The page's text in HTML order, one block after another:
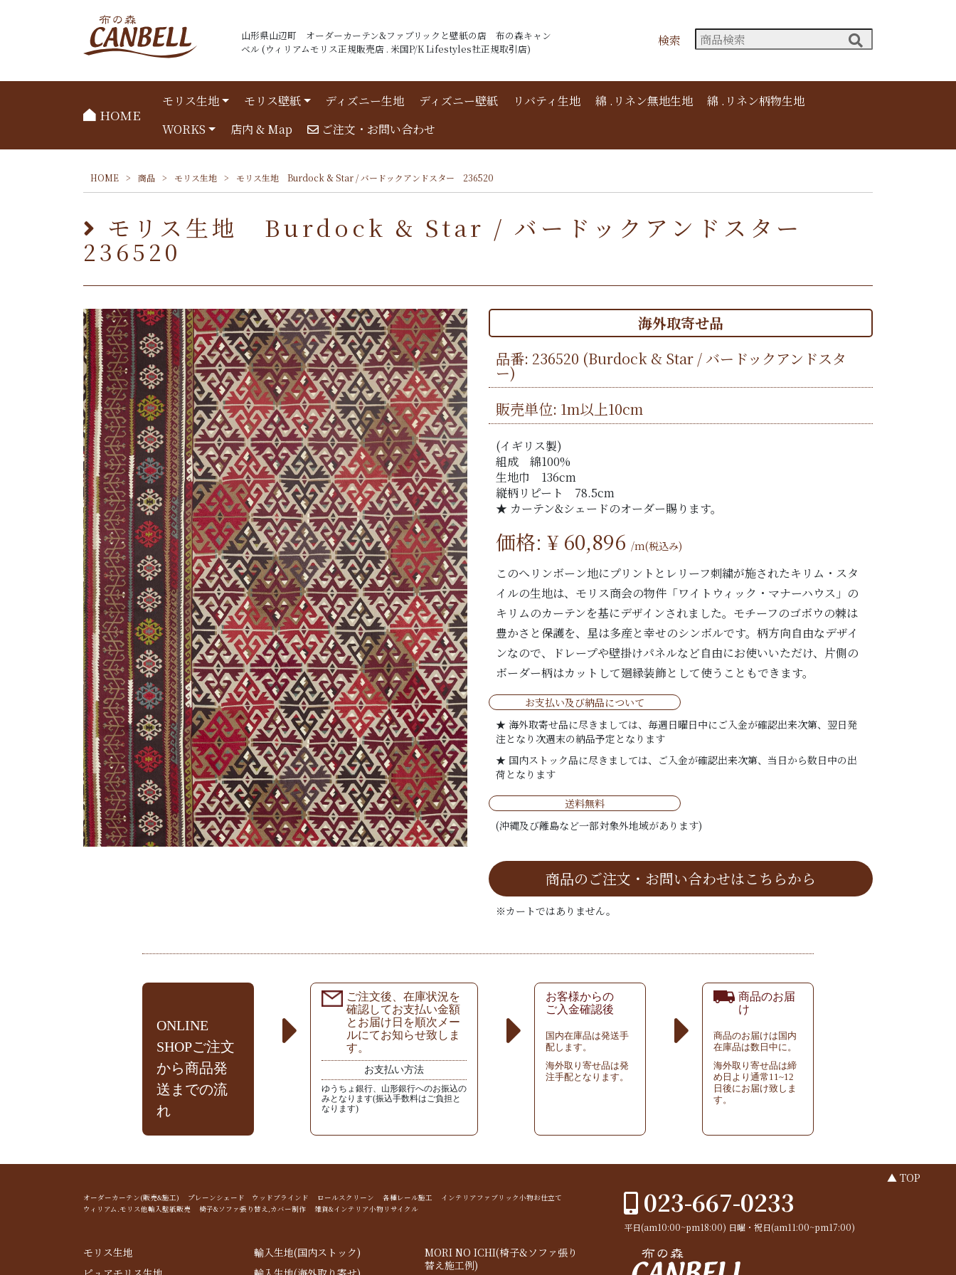
山形県山辺町 オーダーカーテン&ファブリックと壁紙の店 布の森キャン
ベル (ウィリアムモリス正規販売店 . 米国P/K Lifestyles社正規取引店)
検索
HOME
モリス生地 モリス壁紙 ディズニー生地 ディズニー壁紙 リバティ生地 綿 .リネン無地生地
綿 .リネン柄物生地
WORKS
店内 & Map ご注文・お問い合わせ
HOME > 商品 > モリス生地 > モリス生地 Burdock & Star / バードックアンドスター 236520
モリス生地 Burdock & Star / バードックアンドスター
236520
海外取寄せ品
品番: 236520 (Burdock & Star / バードックアンドスタ
ー)
販売単位: 1m以上10cm
(イギリス製)
組成 綿100%
生地巾 136cm
縦柄リピート 78.5cm
★ カーテン&シェードのオーダー賜ります。
価格: ¥ 60,896 /m(税込み)
このへリンボーン地にプリントとレリーフ刺繍が施されたキリム・スタ
イルの生地は、モリス商会の物件「ワイトウィック・マナーハウス」の
キリムのカーテンを基にデザインされました。モチーフのゴボウの棘は
豊かさと保護を、星は多産と幸せのシンボルです。柄方向自由なデザイ
ンなので、ドレープや壁掛けパネルなど自由にお使いいただけ、片側の
ボーダー柄はカットして廻縁装飾として使うこともできます。
お支払い及び納品について
★ 海外取寄せ品に尽きましては、毎週日曜日中にご入金が確認出来次第、翌日発
注となり次週末の納品予定となります
★ 国内ストック品に尽きましては、ご入金が確認出来次第、当日から数日中の出
荷となります
送料無料
(沖縄及び離島など一部対象外地域があります)
商品のご注文・お問い合わせはこちらから
※カートではありません。
ONLINE
SHOPご注文
から商品発
送までの流
れ
ご注文後、在庫状況を
確認してお支払い金額
とお届け日を順次メー
ルにてお知らせ致しま
す。
お支払い方法
ゆうちょ銀行、山形銀行へのお振込の
みとなります(振込手数料はご負担と
なります)
お客様からの
ご入金確認後
国内在庫品は発送手
配します。
海外取り寄せ品は発
注手配となります。
商品のお届
け
商品のお届けは国内
在庫品は数日中に。
海外取り寄せ品は締
め日より通常11~12
日後にお届け致しま
す。
▲ TOP
オーダーカーテン(販売&施工) プレーンシェード ウッドブラインド ロールスクリーン 各種レール施工 インテリアファブリック小物お仕立て
ウィリアム.モリス他輸入壁紙販売 椅子&ソファ張り替え,カバー制作 雑貨&インテリア小物リサイクル
モリス生地
輸入生地(国内ストック)
MORI NO ICHI(椅子&ソファ張り
替え施工例)
023-667-0233
平日(am10:00~pm18:00) 日曜・祝日(am11:00~pm17:00)